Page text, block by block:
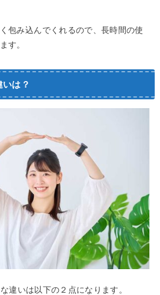
包み込んでくれるので、長時間の使
す。
は？
違いは以下の２点になります。